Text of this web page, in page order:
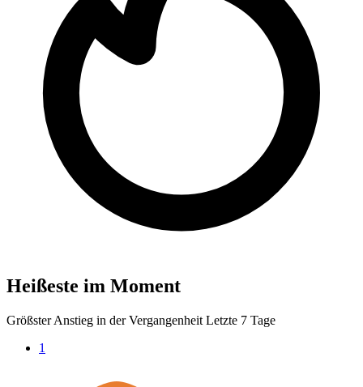
Heißeste im Moment
Größster Anstieg in der Vergangenheit Letzte 7 Tage
1